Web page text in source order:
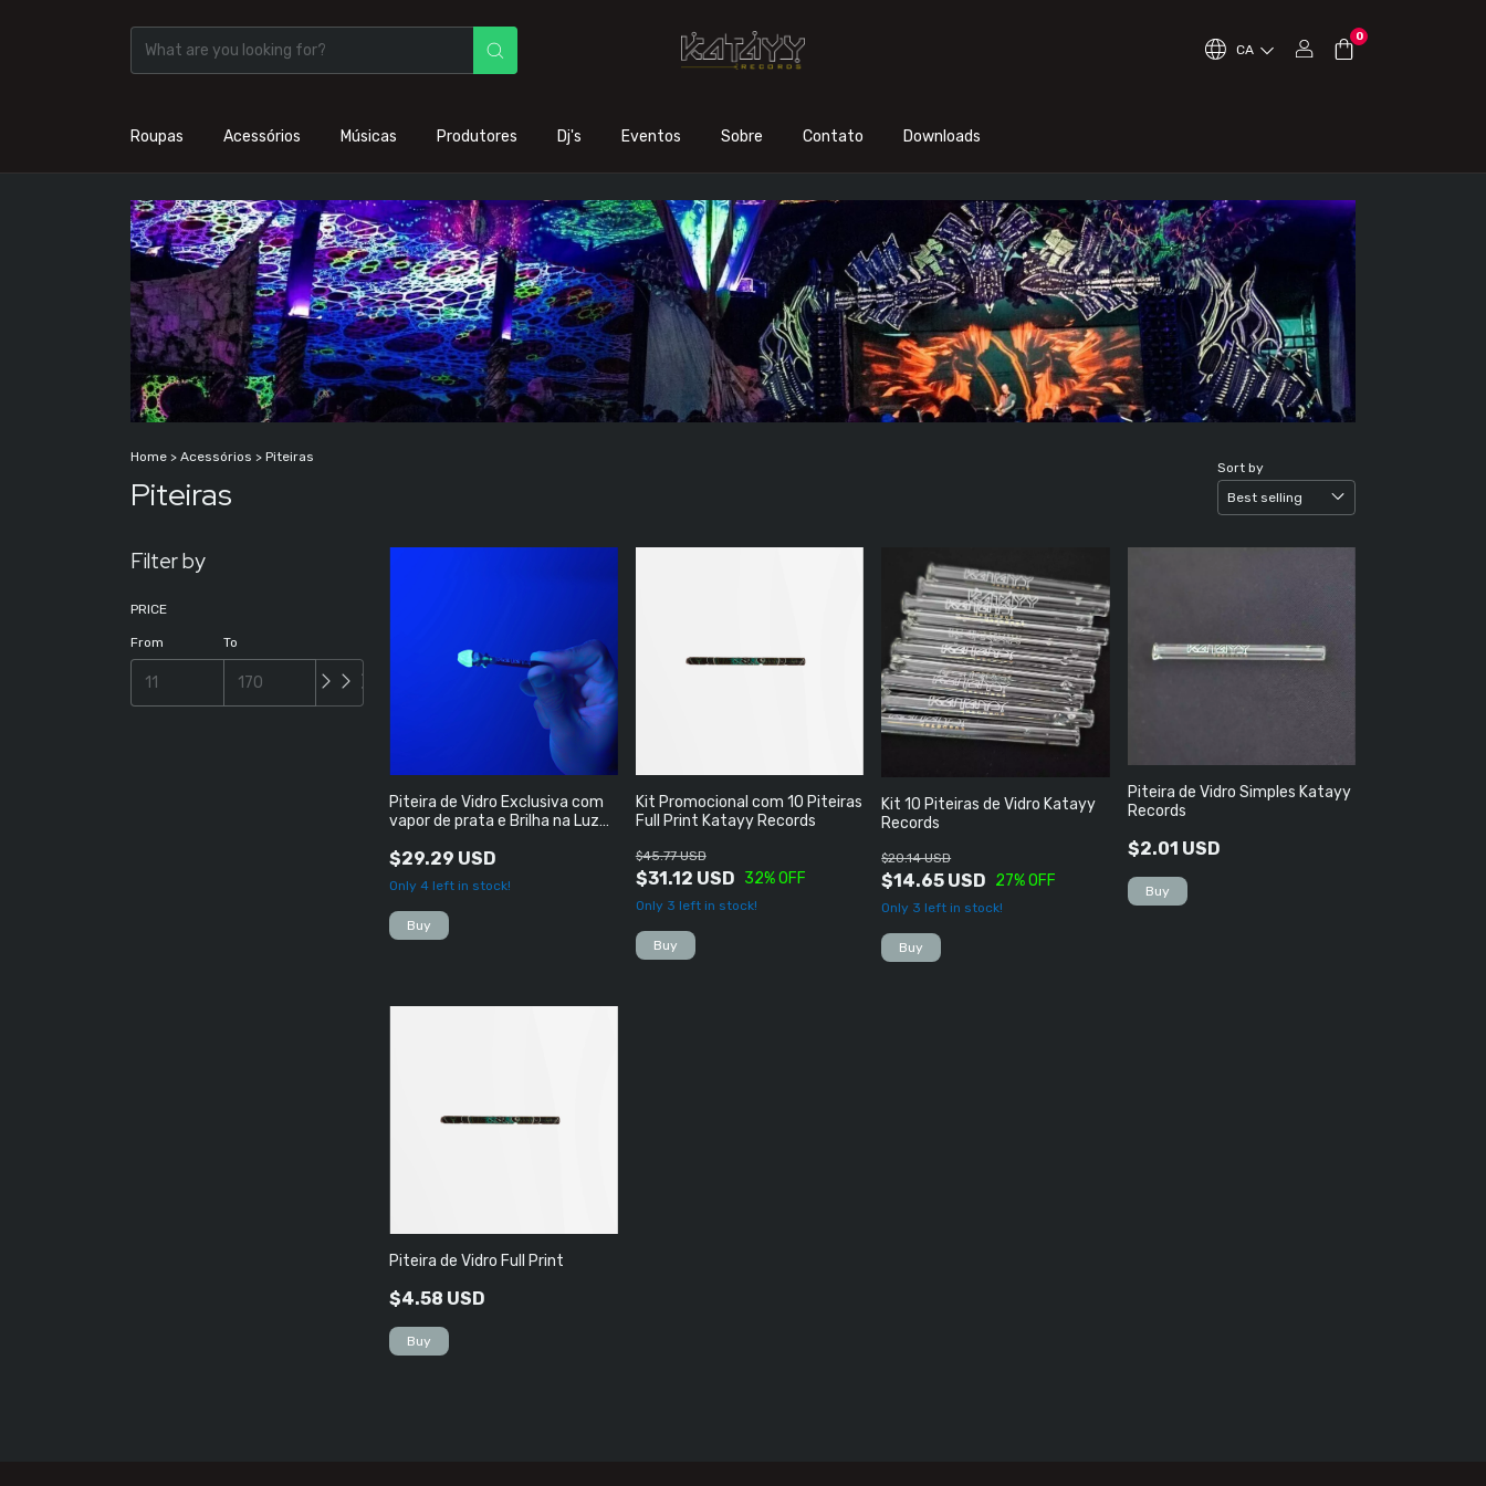
CA
0
Roupas Acessórios Músicas Produtores Dj's Eventos Sobre Contato Downloads
Home > Acessórios > Piteiras
Piteiras
Sort by
Filter by
PRICE
From To
Piteira de Vidro Exclusiva com
vapor de prata e Brilha na Luz
$29.29 USD
Only4 left in stock!
Kit Promocional com 10 Piteiras
Full Print Katayy Records
$31.12 USD
$45.77 USD
32% OFF
Only 3 left in stock!
Kit 10 Piteiras de Vidro Katayy
Records
$14.65 USD
$20.14 USD
27% OFF
Only 3 left in stock!
Piteira de Vidro Simples Katayy
Records
$2.01 USD
Piteira de Vidro Full Print
$4.58 USD